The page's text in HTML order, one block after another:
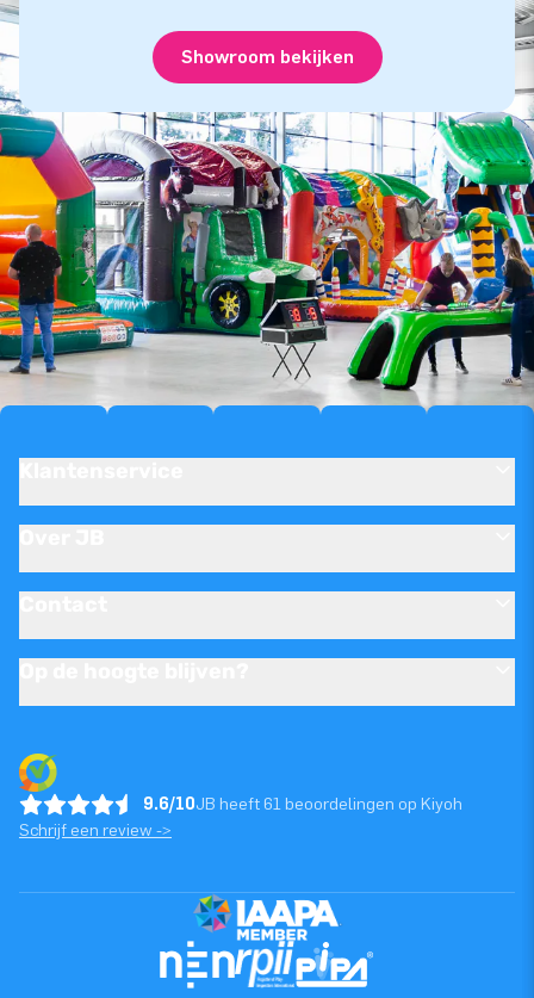
Showroom bekijken
9.6/10JB heeft 61 beoordelingen op Kiyoh
Schrijf een review ->